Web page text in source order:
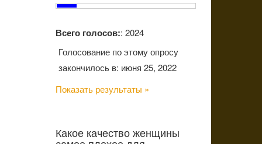
Всего голосов:: 2024
Голосование по этому опросу
закончилось в: июня 25, 2022
Показать результаты »
Какое качество женщины